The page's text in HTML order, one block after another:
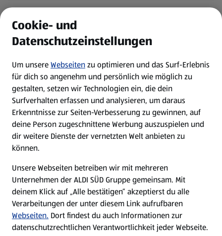
Newsletter
WhatsApp
Über ALDI SÜD
Filialen
Nachhaltigkeit
Karriere
Cookie- und
Datenschutzeinstellungen
Um unsereWebseitenzu optimieren und das Surf-Erlebnis
für dich so angenehm und persönlich wie möglich zu
gestalten, setzen wir Technologien ein, die dein
Surfverhalten erfassen und analysieren, um daraus
Erkenntnisse zur Seiten-Verbesserung zu gewinnen, auf
deine Person zugeschnittene Werbung auszuspielen und
dir weitere Dienste der vernetzten Welt anbieten zu
können.
Unsere Webseiten betreiben wir mit mehreren
Unternehmen der ALDI SÜD Gruppe gemeinsam. Mit
deinem Klick auf „Alle bestätigen“ akzeptierst du alle
Verarbeitungen der unter diesem Link aufrufbaren
Webseiten. Dort findest du auch Informationen zur
datenschutzrechtlichen Verantwortlichkeit jeder Webseite.